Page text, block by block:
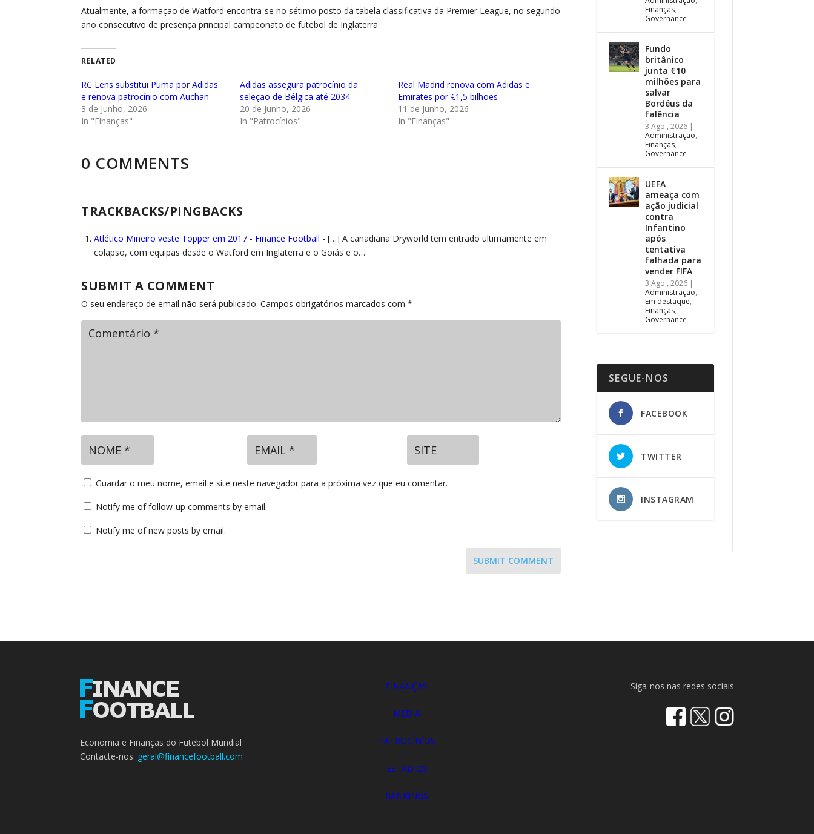
Atualmente, a formação de Watford encontra-se no sétimo posto da tabela classificativa da Premier League, no segundo
ano consecutivo de presença principal campeonato de futebol de Inglaterra.
RELATED
RC Lens substitui Puma por Adidas
e renova patrocínio com Auchan
3 de Junho, 2026
In "Finanças"
Adidas assegura patrocínio da
seleção de Bélgica até 2034
20 de Junho, 2026
In "Patrocínios"
Real Madrid renova com Adidas e
Emirates por €1,5 bilhões
11 de Junho, 2026
In "Finanças"
0 COMMENTS
TRACKBACKS/PINGBACKS
Atlético Mineiro veste Topper em 2017 - Finance Football - […] A canadiana Dryworld tem entrado ultimamente em
colapso, com equipas desde o Watford em Inglaterra e o Goiás e o…
SUBMIT A COMMENT
O seu endereço de email não será publicado. Campos obrigatórios marcados com*
Guardar o meu nome, email e site neste navegador para a próxima vez que eu comentar.
Notify me of follow-up comments by email.
Notify me of new posts by email.
SUBMIT COMMENT
Finanças,
Governance
Fundo
britânico
junta €10
milhões para
salvar
Bordéus da
falência
3 Ago , 2026 |
Administração,
Finanças,
Governance
UEFA
ameaça com
ação judicial
contra
Infantino
após
tentativa
falhada para
vender FIFA
3 Ago , 2026 |
Administração,
Em destaque,
Finanças,
Governance
SEGUE-NOS
FACEBOOK
TWITTER
INSTAGRAM
Economia e Finanças do Futebol Mundial
Contacte-nos: geral@financefootball.com
FINANÇAS
MEDIA
PATROCÍNIOS
ESTÁDIOS
RANKINGS
Siga-nos nas redes sociais